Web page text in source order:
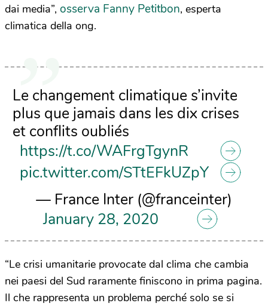
dai media”, osserva Fanny Petitbon, esperta
climatica della ong.
Le changement climatique s’invite
plus que jamais dans les dix crises
et conflits oubliés
https://t.co/WAFrgTgynR
pic.twitter.com/STtEFkUZpY
— France Inter (@franceinter)
January 28, 2020
“Le crisi umanitarie provocate dal clima che cambia
nei paesi del Sud raramente finiscono in prima pagina.
Il che rappresenta un problema perché solo se si